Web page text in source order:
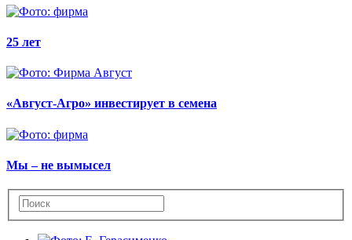
25 лет
«Август-Агро» инвестирует в семена
Мы – не вымысел